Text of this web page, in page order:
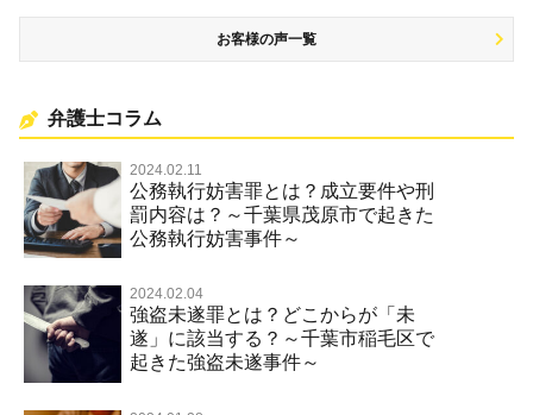
お客様の声一覧
弁護士コラム
2024.02.11
公務執行妨害罪とは？成立要件や刑
罰内容は？～千葉県茂原市で起きた
公務執行妨害事件～
2024.02.04
強盗未遂罪とは？どこからが「未
遂」に該当する？～千葉市稲毛区で
起きた強盗未遂事件～